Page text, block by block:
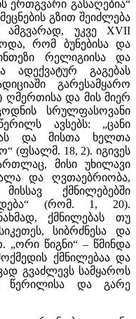
ერთგვარი გასაღებია“
გზით შეიძლება
ამგვარად, უკვე XVII
რომ ბუნებისა და
რელიგიისა და
ადექვატურ გაგებას
გარესამყარო
ღმერთისა და მის მიერ
სრულფასოვანი
ავსებს: „ცანი
და მისთა ხელთა
(ფსალმ. 18, 2). იგივეს
მისი უხილავი
და ღვთაებრიობა,
ქმნილებებში
(რომ. 1, 20).
ქმნილებას თუ
სიბრძნესა და
„ორი წიგნი“ – წმინდა
ქმნილებაა და
გვაძლევს სამყაროს
წერილისა და გარე